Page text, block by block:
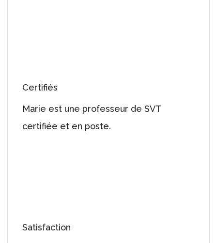
Certifiés
Marie est une professeur de SVT
certifiée et en poste.
Satisfaction